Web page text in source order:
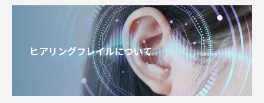
ヒアリングフレイルについて